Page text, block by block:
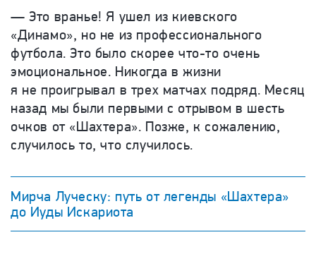
—Это вранье! Я ушел из киевского
«Динамо», но не из профессионального
футбола. Это было скорее что-то очень
эмоциональное. Никогда в жизни
я не проигрывал в трех матчах подряд. Месяц
назад мы были первыми с отрывом в шесть
очков от «Шахтера». Позже, к сожалению,
случилось то, что случилось.
Мирча Луческу: путь от легенды «Шахтера»
до Иуды Искариота